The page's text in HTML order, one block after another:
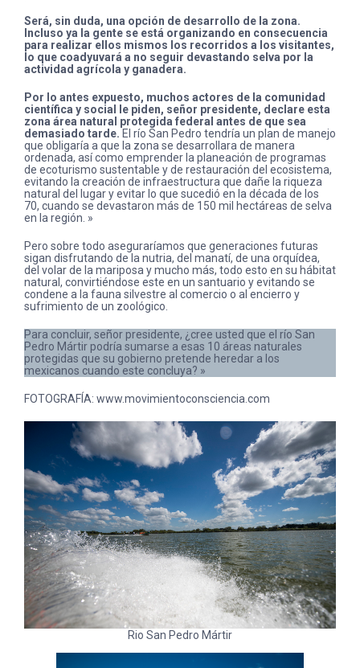
Será, sin duda, una opción de desarrollo de la zona.
Incluso ya la gente se está organizando en consecuencia
para realizar ellos mismos los recorridos a los visitantes,
lo que coadyuvará a no seguir devastando selva por la
actividad agrícola y ganadera.
Por lo antes expuesto, muchos actores de la comunidad
científica y social le piden, señor presidente, declare esta
zona área natural protegida federal antes de que sea
demasiado tarde. El río San Pedro tendría un plan de manejo
que obligaría a que la zona se desarrollara de manera
ordenada, así como emprender la planeación de programas
de ecoturismo sustentable y de restauración del ecosistema,
evitando la creación de infraestructura que dañe la riqueza
natural del lugar y evitar lo que sucedió en la década de los
70, cuando se devastaron más de 150 mil hectáreas de selva
en la región. »
Pero sobre todo aseguraríamos que generaciones futuras
sigan disfrutando de la nutria, del manatí, de una orquídea,
del volar de la mariposa y mucho más, todo esto en su hábitat
natural, convirtiéndose este en un santuario y evitando se
condene a la fauna silvestre al comercio o al encierro y
sufrimiento de un zoológico.
Para concluir, señor presidente, ¿cree usted que el río San
Pedro Mártir podría sumarse a esas 10 áreas naturales
protegidas que su gobierno pretende heredar a los
mexicanos cuando este concluya? »
FOTOGRAFÍA: www.movimientoconsciencia.com
Rio San Pedro Mártir